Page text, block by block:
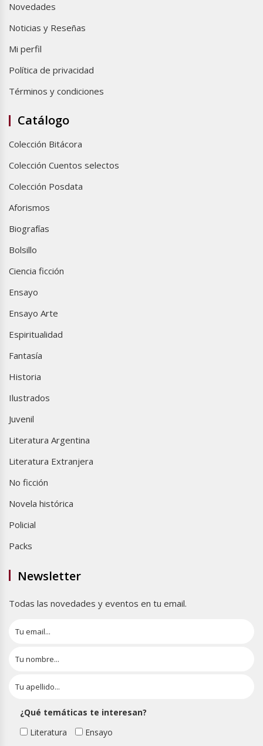
Novedades
Noticias y Reseñas
Mi perfil
Política de privacidad
Términos y condiciones
Catálogo
Colección Bitácora
Colección Cuentos selectos
Colección Posdata
Aforismos
Biografías
Bolsillo
Ciencia ficción
Ensayo
Ensayo Arte
Espiritualidad
Fantasía
Historia
Ilustrados
Juvenil
Literatura Argentina
Literatura Extranjera
No ficción
Novela histórica
Policial
Packs
Newsletter
Todas las novedades y eventos en tu email.
¿Qué temáticas te interesan?
Literatura
Ensayo